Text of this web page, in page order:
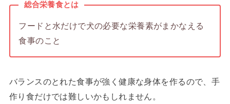
総合栄養食とは
フードと水だけで犬の必要な栄養素がまかなえる
食事のこと
バランスのとれた食事が強く健康な身体を作るので、手
作り食だけでは難しいかもしれません。